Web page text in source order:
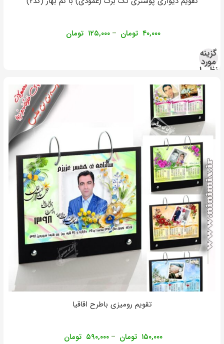
۴۰,۰۰۰ تومان – ۱۲۵,۰۰۰ تومان
گزینه
مورد
نظر را
کنید
تقویم رومیزی باطرح اقاقیا
۱۵۰,۰۰۰ تومان – ۵۹۰,۰۰۰ تومان